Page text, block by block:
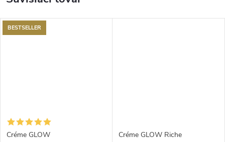
BESTSELLER
Créme GLOW Créme GLOW Riche